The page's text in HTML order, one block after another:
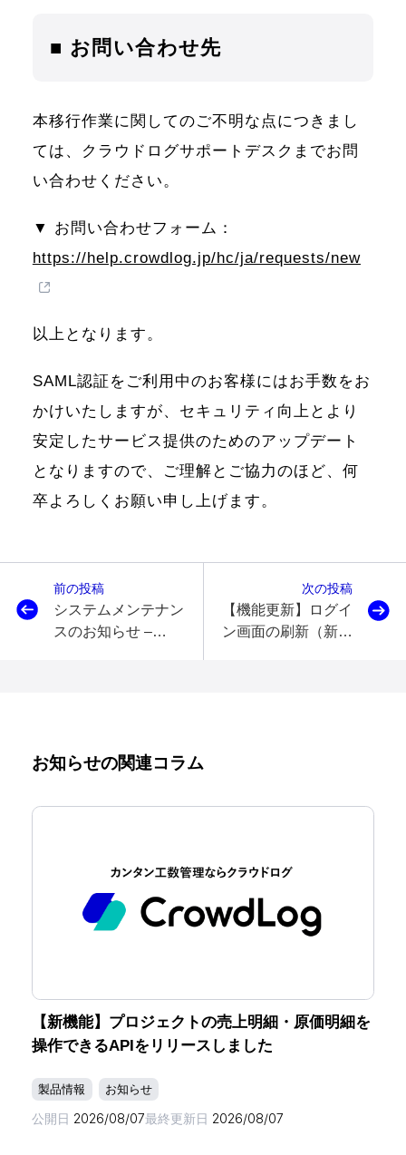
■ お問い合わせ先
本移行作業に関してのご不明な点につきまし
ては、クラウドログサポートデスクまでお問
い合わせください。
▼ お問い合わせフォーム：
https://help.crowdlog.jp/hc/ja/requests/new
以上となります。
SAML認証をご利用中のお客様にはお手数をお
かけいたしますが、セキュリティ向上とより
安定したサービス提供のためのアップデート
となりますので、ご理解とご協力のほど、何
卒よろしくお願い申し上げます。
前の投稿
システムメンテナン
スのお知らせ –
次の投稿
【機能更新】ログイ
ン画面の刷新（新し
お知らせの関連コラム
【新機能】プロジェクトの売上明細・原価明細を
操作できるAPIをリリースしました
製品情報 お知らせ
公開日 2026/08/07最終更新日 2026/08/07